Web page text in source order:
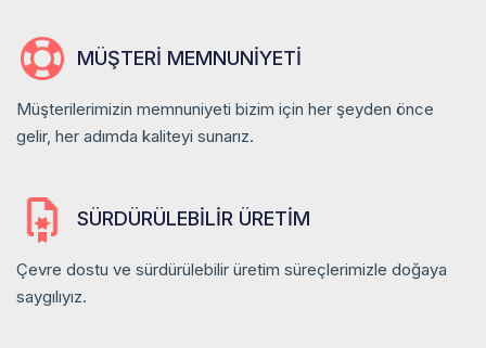
MÜŞTERI MEMNUNIYETI
Müşterilerimizin memnuniyeti bizim için her şeyden önce
gelir, her adımda kaliteyi sunarız.
SÜRDÜRÜLEBILIR ÜRETIM
Çevre dostu ve sürdürülebilir üretim süreçlerimizle doğaya
saygılıyız.